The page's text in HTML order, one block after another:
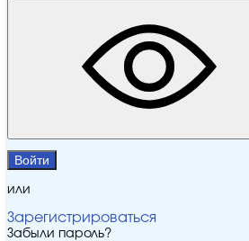
Войти
или
Зарегистрироваться
Забыли пароль?